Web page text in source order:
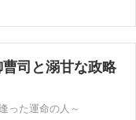
曹司と溺甘な政略
った運命の人～